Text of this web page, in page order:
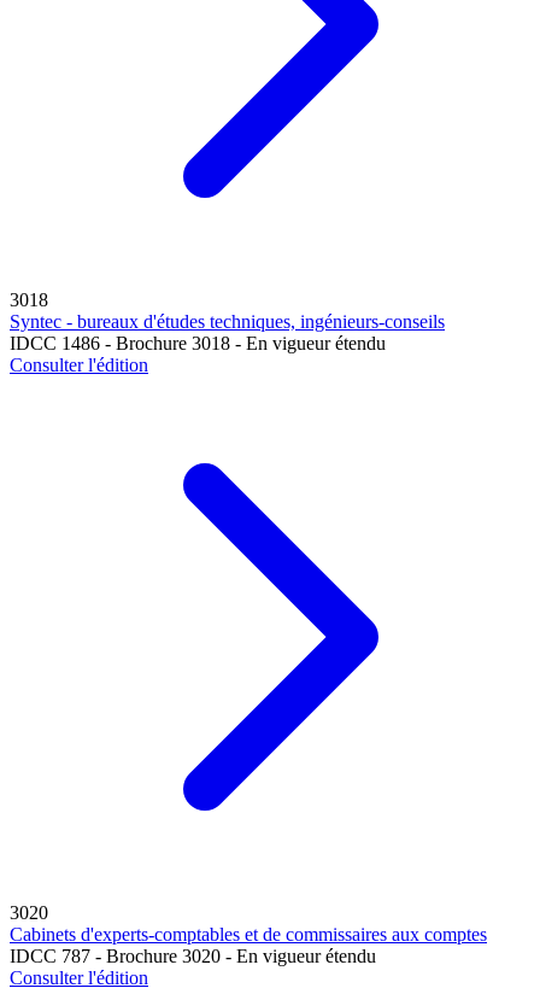
3018
Syntec - bureaux d'études techniques, ingénieurs-conseils
IDCC 1486 - Brochure 3018 - En vigueur étendu
Consulter l'édition
3020
Cabinets d'experts-comptables et de commissaires aux comptes
IDCC 787 - Brochure 3020 - En vigueur étendu
Consulter l'édition